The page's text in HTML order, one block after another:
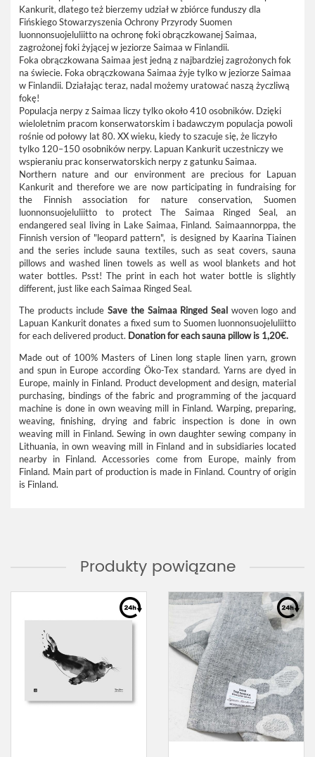
Kankurit, dlatego też bierzemy udział w zbiórce funduszy dla
Fińskiego Stowarzyszenia Ochrony Przyrody Suomen
luonnonsuojeluliitto na ochronę foki obrączkowanej Saimaa,
zagrożonej foki żyjącej w jeziorze Saimaa w Finlandii.
Foka obrączkowana Saimaa jest jedną z najbardziej zagrożonych fok
na świecie. Foka obrączkowana Saimaa żyje tylko w jeziorze Saimaa
w Finlandii. Działając teraz, nadal możemy uratować naszą życzliwą
fokę!
Populacja nerpy z Saimaa liczy tylko około 410 osobników. Dzięki
wieloletnim pracom konserwatorskim i badawczym populacja powoli
rośnie od połowy lat 80. XX wieku, kiedy to szacuje się, że liczyło
tylko 120–150 osobników nerpy. Lapuan Kankurit uczestniczy we
wspieraniu prac konserwatorskich nerpy z gatunku Saimaa.
Northern nature and our environment are precious for Lapuan
Kankurit and therefore we are now participating in fundraising for
the Finnish association for nature conservation, Suomen
luonnonsuojeluliitto to protect The Saimaa Ringed Seal, an
endangered seal living in Lake Saimaa, Finland. Saimaannorppa, the
Finnish version of "leopard pattern", is designed by Kaarina Tiainen
and the series include sauna textiles, such as seat covers, sauna
pillows and washed linen towels as well as wool blankets and hot
water bottles. Psst! The print in each hot water bottle is slightly
different, just like each Saimaa Ringed Seal.
The products includeSave the Saimaa Ringed Sealwoven logo and
Lapuan Kankurit donates a fixed sum to Suomen luonnonsuojeluliitto
for each delivered product. Donation for each sauna pillow is 1,20€.
Made out of 100% Masters of Linen long staple linen yarn, grown
and spun in Europe according Öko-Tex standard. Yarns are dyed in
Europe, mainly in Finland. Product development and design, material
purchasing, bindings of the fabric and programming of the jacquard
machine is done in own weaving mill in Finland. Warping, preparing,
weaving, finishing, drying and fabric inspection is done in own
weaving mill in Finland. Sewing in own daughter sewing company in
Lithuania, in own weaving mill in Finland and in subsidiaries located
nearby in Finland. Accessories come from Europe, mainly from
Finland. Main part of production is made in Finland. Country of origin
is Finland.
Produkty powiązane